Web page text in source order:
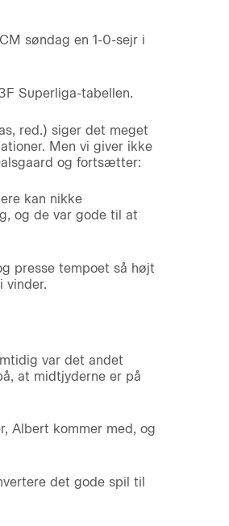
søndag en 1-0-sejr i
Superliga-tabellen.
red.) siger det meget
Men vi giver ikke
og fortsætter:
kan nikke
og de var gode til at
presse tempoet så højt
vinder.
var det andet
at midtjyderne er på
Albert kommer med, og
det gode spil til